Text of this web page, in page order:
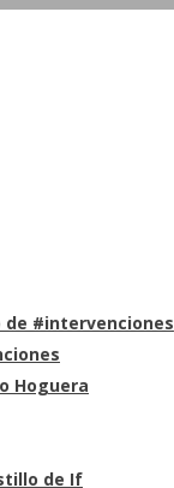
#intervenciones
Hoguera
de If